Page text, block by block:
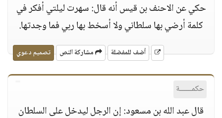
حكي عن الاحنف بن قيس أنه قال: سهرت ليلتي أفكر في
كلمة أرضي بها سلطاني ولا أسخط بها ربي فما وجدتها.
أضف للمفضلة مشاركة النص تصميم دعوي
حكمــــــة
قال عبد الله بن مسعود: إن الرجل ليدخل على السلطان